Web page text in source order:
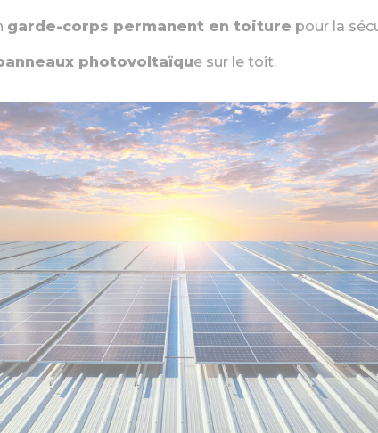
garde-corps permanent en toiture pour la
photovoltaïque sur le toit.